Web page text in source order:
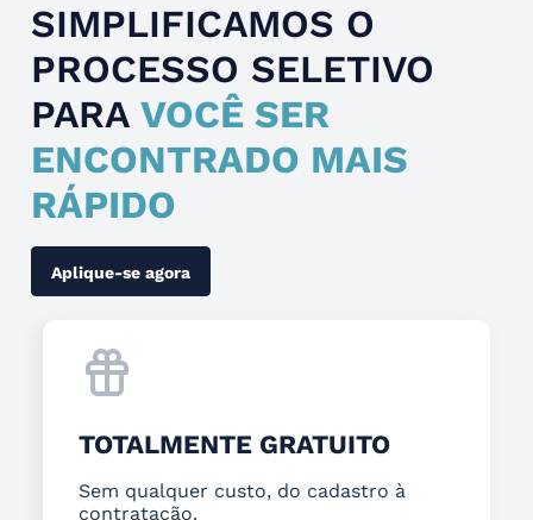
SIMPLIFICAMOS O
PROCESSO SELETIVO
PARA VOCÊ SER
ENCONTRADO MAIS
RÁPIDO
Aplique-se agora
TOTALMENTE GRATUITO
Sem qualquer custo, do cadastro à
contratação.